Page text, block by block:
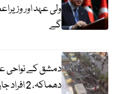
ولی عہد اور
گے
دمشق کے نواحی
دھماکہ، 2 افراد جاں بحق، متعدد زخمی